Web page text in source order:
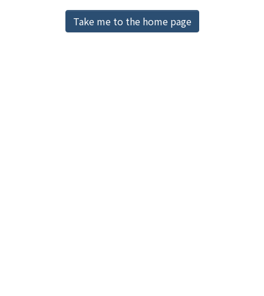
Download RankingTake me to the home page